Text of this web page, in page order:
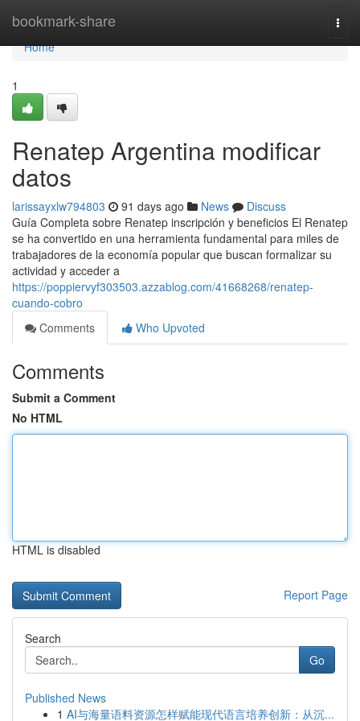
bookmark-share
Home
Home
1
Renatep Argentina modificar
datos
larissayxlw794803 91 days ago News
Discuss
Guía Completa sobre Renatep inscripción y beneficios El Renatep
se ha convertido en una herramienta fundamental para miles de
trabajadores de la economía popular que buscan formalizar su
actividad y acceder a
https://poppiervyf303503.azzablog.com/41668268/renatep-
cuando-cobro
Comments
Who Upvoted
Comments
Submit a Comment
No HTML
HTML is disabled
Report Page
Search
Go
Published News
1 AI与海量语料资源怎样赋能现代语言培养创新：从沉...